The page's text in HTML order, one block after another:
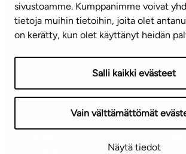
sivustoamme. Kumppanimme voivat
tietoja muihin tietoihin, joita olet
on kerätty, kun olet käyttänyt heidän
Salli kaikki evästeet
Vain välttämättömät
Näytä tiedot
Tietosuojaseloste